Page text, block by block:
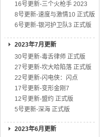
16号更新-三个火枪手 2023
8号更新-速度与激情10 正式版
6号更新-银河护卫队3 正式版
2023年7月更新
30号更新-毒舌律师 正式版
27号更新-坎大哈陷落 正式版
22号更新-闪电侠：闪点
17号更新-变形金刚7
12号更新-盟约 正式版
5号更新-深海 正式版
2023年6月更新